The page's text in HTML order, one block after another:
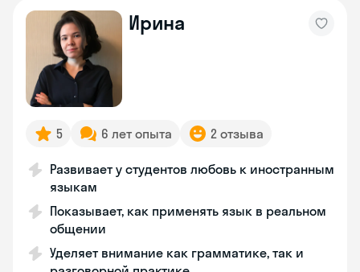
Ирина
5 6 лет опыта 2 отзыва
Развивает у студентов любовь к иностранным
языкам
Показывает, как применять язык в реальном
общении
Уделяет внимание как грамматике, так и